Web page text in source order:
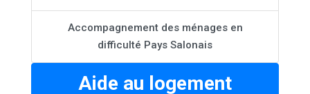
Accompagnement des ménages en
difficulté Pays Salonais
Aide au logement